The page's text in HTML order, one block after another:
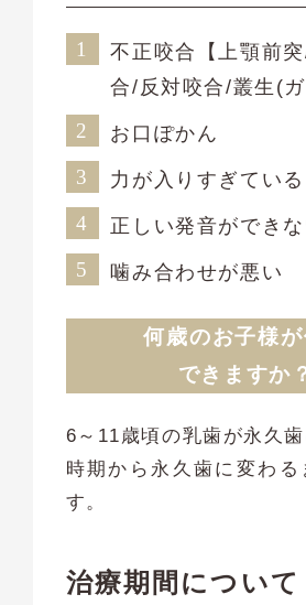
不正咬合【上顎前
合/反対咬合/叢生(ガ
お口ぽかん
力が入りすぎてい
正しい発音ができ
噛み合わせが悪い
何歳のお子様が
できますか
6～11歳頃の乳歯が永久
時期から永久歯に変わる
す。
治療期間について